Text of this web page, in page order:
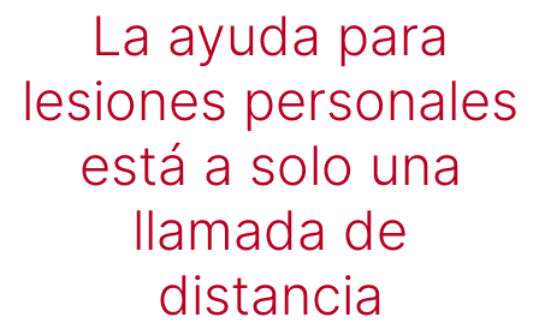
La ayuda para
lesiones personales
está a solo una
llamada de
distancia